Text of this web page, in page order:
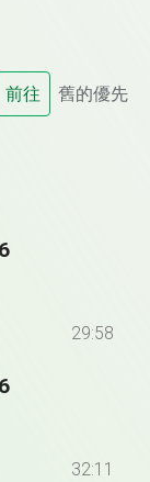
前往 舊的優先
29:58
32:11